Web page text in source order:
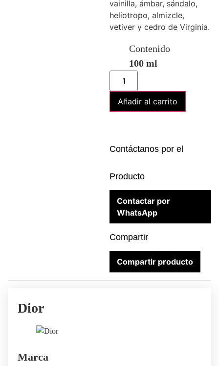
vainilla, ámbar, sándalo,
heliotropo, almizcle,
vetiver y cedro de Virginia.
Contenido
100 ml
Añadir al carrito
Contáctanos por el
Producto
Contactar por
WhatsApp
Compartir
Compartir producto
Dior
Marca